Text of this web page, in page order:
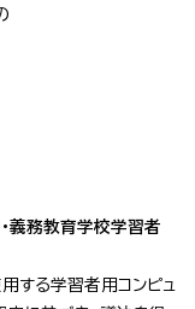
義務教育学校学習者
する学習者用コンピュ